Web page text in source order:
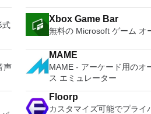
で、ゲームの現在の「状態
ます。 無制限のメモリーカ
から64MBまでの単一の物
限されなくなりました。
フィックス：PCSX2を使用
1080pまたは4K HDでゲー
きます。 全体として、
ュレーターの機能は優れて
フォームにVNC Viewerを
する権限がない場合は、ス
オプションを選択する必要
サービスを介してVNC
ているコンピューターに接
Apple Screen Sharing（
を実行しているコンピュー
続します。 各デバイスで
をより多く - デジタル音楽
楽しくなります。 エンター
をすべて1つの場所に - 音楽
して楽しめます。 どこで
どこにいても音楽、ビデオ
セスできます。
はVMware ESXで作成され
を簡単に操作できます。 主
のとおりです。 1台のPCで複数のオペ
す。 インストールや構成
に、事前構成された製品の
てください。 ホストコンピ
仮想マシン間でデータを共
32ビットと64ビットの両
ンを実行します。 2-way Virtual SMPを
式
Xbox Game Bar
無料の Microsoft ゲーム オ
声
MAME
MAME - アーケード用のオ
ス エミュレーター
Floorp
カスタマイズ可能でプライ